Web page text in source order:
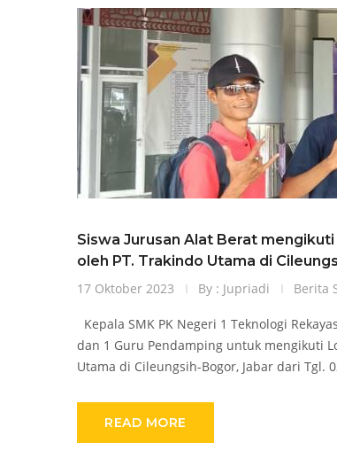
Siswa Jurusan Alat Berat
oleh PT. Trakindo Utama di
17 Oktober 2023
By : Jupriadi Berita
Kepala SMK PK Negeri 1 Teknologi
dan 1 Guru Pendamping untuk mengikuti
Utama di Cileungsih-Bogor, Jabar dari Tgl.
READ MORE